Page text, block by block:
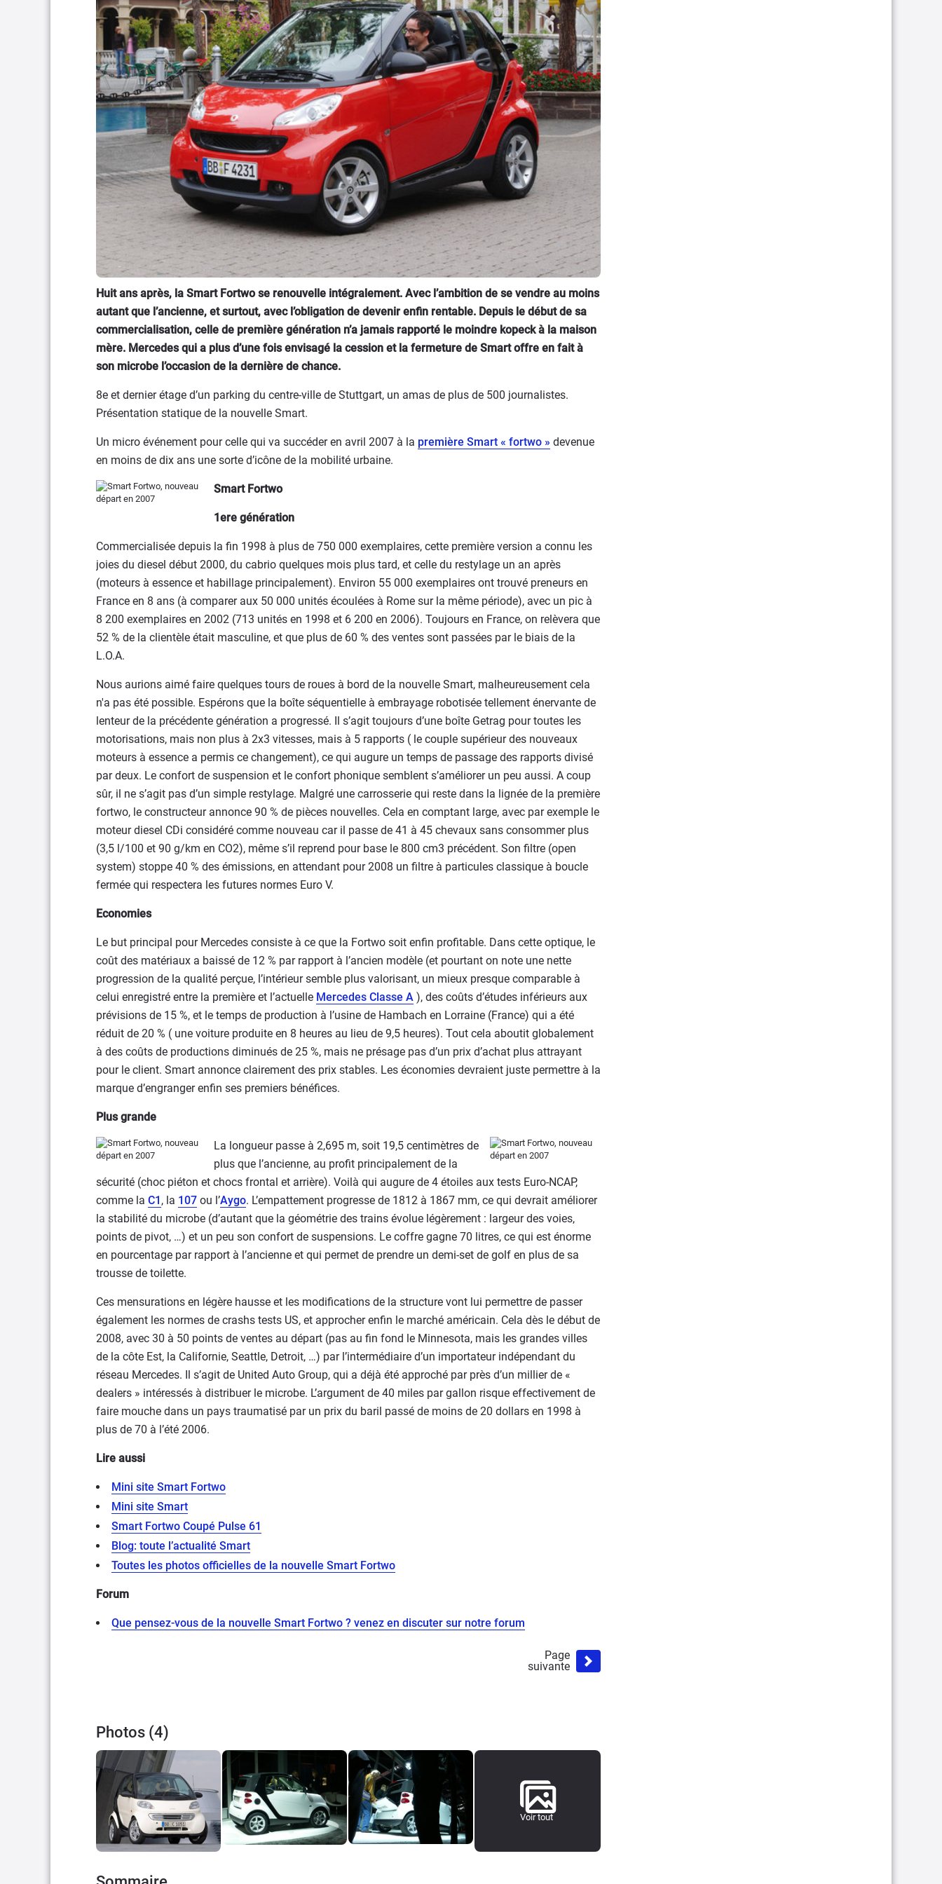
Huit ans après, la Smart Fortwo se renouvelle intégralement. Avec l’ambition de se vendre au moins
autant que l’ancienne, et surtout, avec l’obligation de devenir enfin rentable. Depuis le début de sa
commercialisation, celle de première génération n’a jamais rapporté le moindre kopeck à la maison
mère. Mercedes qui a plus d’une fois envisagé la cession et la fermeture de Smart offre en fait à
son microbe l’occasion de la dernière de chance.
8e et dernier étage d’un parking du centre-ville de Stuttgart, un amas de plus de 500 journalistes.
Présentation statique de la nouvelle Smart.
Un micro événement pour celle qui va succéder en avril 2007 à la première Smart « fortwo » devenue
en moins de dix ans une sorte d’icône de la mobilité urbaine.
Smart Fortwo
1ere génération
Commercialisée depuis la fin 1998 à plus de 750 000 exemplaires, cette première version a connu les
joies du diesel début 2000, du cabrio quelques mois plus tard, et celle du restylage un an après
(moteurs à essence et habillage principalement). Environ 55 000 exemplaires ont trouvé preneurs en
France en 8 ans (à comparer aux 50 000 unités écoulées à Rome sur la même période), avec un pic à
8 200 exemplaires en 2002 (713 unités en 1998 et 6 200 en 2006). Toujours en France, on relèvera que
52 % de la clientèle était masculine, et que plus de 60 % des ventes sont passées par le biais de la
L.O.A.
Nous aurions aimé faire quelques tours de roues à bord de la nouvelle Smart, malheureusement cela
n'a pas été possible. Espérons que la boîte séquentielle à embrayage robotisée tellement énervante de
lenteur de la précédente génération a progressé. Il s’agit toujours d’une boîte Getrag pour toutes les
motorisations, mais non plus à 2x3 vitesses, mais à 5 rapports ( le couple supérieur des nouveaux
moteurs à essence a permis ce changement), ce qui augure un temps de passage des rapports divisé
par deux. Le confort de suspension et le confort phonique semblent s’améliorer un peu aussi. A coup
sûr, il ne s’agit pas d’un simple restylage. Malgré une carrosserie qui reste dans la lignée de la première
fortwo, le constructeur annonce 90 % de pièces nouvelles. Cela en comptant large, avec par exemple le
moteur diesel CDi considéré comme nouveau car il passe de 41 à 45 chevaux sans consommer plus
(3,5 l/100 et 90 g/km en CO2), même s’il reprend pour base le 800 cm3 précédent. Son filtre (open
system) stoppe 40 % des émissions, en attendant pour 2008 un filtre à particules classique à boucle
fermée qui respectera les futures normes Euro V.
Economies
Le but principal pour Mercedes consiste à ce que la Fortwo soit enfin profitable. Dans cette optique, le
coût des matériaux a baissé de 12 % par rapport à l’ancien modèle (et pourtant on note une nette
progression de la qualité perçue, l’intérieur semble plus valorisant, un mieux presque comparable à
celui enregistré entre la première et l’actuelle Mercedes Classe A ), des coûts d’études inférieurs aux
prévisions de 15 %, et le temps de production à l’usine de Hambach en Lorraine (France) qui a été
réduit de 20 % ( une voiture produite en 8 heures au lieu de 9,5 heures). Tout cela aboutit globalement
à des coûts de productions diminués de 25 %, mais ne présage pas d’un prix d’achat plus attrayant
pour le client. Smart annonce clairement des prix stables. Les économies devraient juste permettre à la
marque d’engranger enfin ses premiers bénéfices.
Plus grande
La longueur passe à 2,695 m, soit 19,5 centimètres de
plus que l’ancienne, au profit principalement de la
sécurité (choc piéton et chocs frontal et arrière). Voilà qui augure de 4 étoiles aux tests Euro-NCAP,
comme la C1 , la 107 ou l’Aygo. L’empattement progresse de 1812 à 1867 mm, ce qui devrait améliorer
la stabilité du microbe (d’autant que la géométrie des trains évolue légèrement : largeur des voies,
points de pivot, …) et un peu son confort de suspensions. Le coffre gagne 70 litres, ce qui est énorme
en pourcentage par rapport à l’ancienne et qui permet de prendre un demi-set de golf en plus de sa
trousse de toilette.
Ces mensurations en légère hausse et les modifications de la structure vont lui permettre de passer
également les normes de crashs tests US, et approcher enfin le marché américain. Cela dès le début de
2008, avec 30 à 50 points de ventes au départ (pas au fin fond le Minnesota, mais les grandes villes
de la côte Est, la Californie, Seattle, Detroit, …) par l’intermédiaire d’un importateur indépendant du
réseau Mercedes. Il s’agit de United Auto Group, qui a déjà été approché par près d’un millier de «
dealers » intéressés à distribuer le microbe. L’argument de 40 miles par gallon risque effectivement de
faire mouche dans un pays traumatisé par un prix du baril passé de moins de 20 dollars en 1998 à
plus de 70 à l’été 2006.
Lire aussi
Mini site Smart Fortwo
Mini site Smart
Smart Fortwo Coupé Pulse 61
Blog: toute l’actualité Smart
Toutes les photos officielles de la nouvelle Smart Fortwo
Forum
Que pensez-vous de la nouvelle Smart Fortwo ? venez en discuter sur notre forum
Page
suivante
Photos (4)
Voir tout